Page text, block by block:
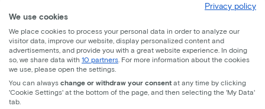
Bike brands
Gazelle
Cannondale
Roetz
Cervélo
Privacy policy
We use cookies
We place cookies to process your personal data in order to analyze our
visitor data, improve our website, display personalized content and
advertisements, and provide you with a great website experience. In doing
so, we share data with 10 partners . For more information about the cookies
we use, please open the settings.
You can always change or withdraw your consent at any time by clicking
'Cookie Settings' at the bottom of the page, and then selecting the 'My Data'
tab.